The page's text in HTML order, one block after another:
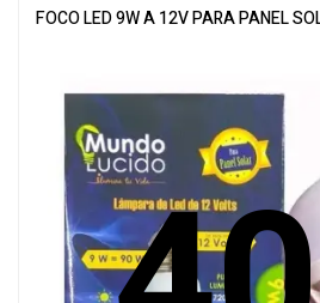
FOCO LED 9W A 12V PARA PANEL